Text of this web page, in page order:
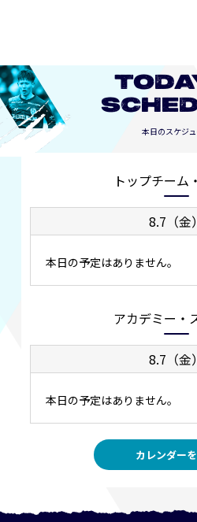
本日のスケジ
トップチーム
8.7（金）
本日の予定はありません。
アカデミー・
8.7（金）
本日の予定はありません。
カレンダー